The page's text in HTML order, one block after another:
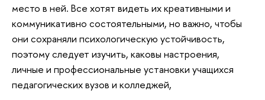
место в ней. Все хотят видеть их креативными и
коммуникативно состоятельными, но важно, чтобы
они сохраняли психологическую устойчивость,
поэтому следует изучить, каковы настроения,
личные и профессиональные установки учащихся
педагогических вузов и колледжей,